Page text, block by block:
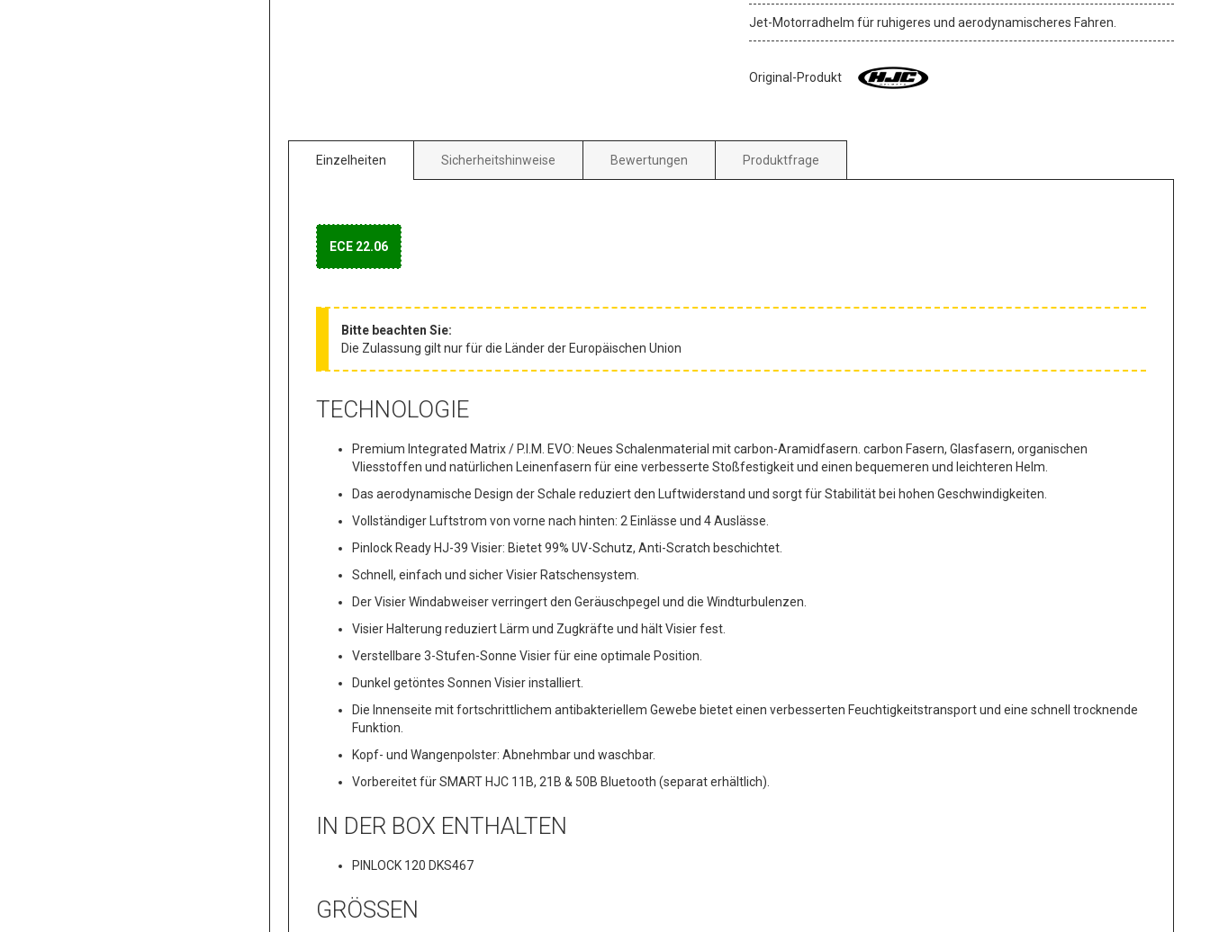
Jet-Motorradhelm für ruhigeres und aerodynamischeres Fahren.
Original-Produkt
Einzelheiten
ECE 22.06
Bitte beachten Sie:
Die Zulassung gilt nur für die Länder der Europäischen Union
TECHNOLOGIE
Premium Integrated Matrix / P.I.M. EVO: Neues Schalenmaterial mit carbon-Aramidfasern. carbon Fasern, Glasfasern, organischen
Vliesstoffen und natürlichen Leinenfasern für eine verbesserte Stoßfestigkeit und einen bequemeren und leichteren Helm.
Das aerodynamische Design der Schale reduziert den Luftwiderstand und sorgt für Stabilität bei hohen Geschwindigkeiten.
Vollständiger Luftstrom von vorne nach hinten: 2 Einlässe und 4 Auslässe.
Pinlock Ready HJ-39 Visier: Bietet 99% UV-Schutz, Anti-Scratch beschichtet.
Schnell, einfach und sicher Visier Ratschensystem.
Der Visier Windabweiser verringert den Geräuschpegel und die Windturbulenzen.
Visier Halterung reduziert Lärm und Zugkräfte und hält Visier fest.
Verstellbare 3-Stufen-Sonne Visier für eine optimale Position.
Dunkel getöntes Sonnen Visier installiert.
Die Innenseite mit fortschrittlichem antibakteriellem Gewebe bietet einen verbesserten Feuchtigkeitstransport und eine schnell trocknende
Funktion.
Kopf- und Wangenpolster: Abnehmbar und waschbar.
Vorbereitet für SMART HJC 11B, 21B & 50B Bluetooth (separat erhältlich).
IN DER BOX ENTHALTEN
PINLOCK 120 DKS467
GRÖSSEN
Sicherheitshinweise Bewertungen Produktfrage